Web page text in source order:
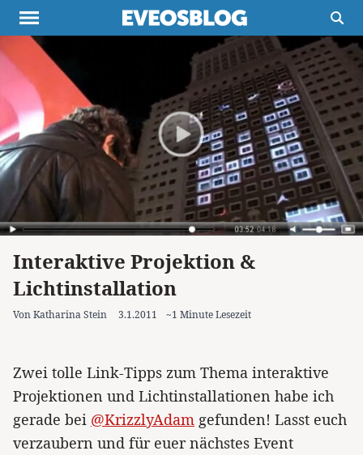
Themen
Inspiration
Destinationen
Über uns
Werbung
Buchtipps
Newsletter
Interaktive Projektion &
Lichtinstallation
Von Katharina Stein 3.1.2011 ~1 Minute Lesezeit
Zwei tolle Link-Tipps zum Thema interaktive
Projektionen und Lichtinstallationen habe ich
gerade bei @KrizzlyAdam gefunden! Lasst euch
verzaubern und für euer nächstes Event